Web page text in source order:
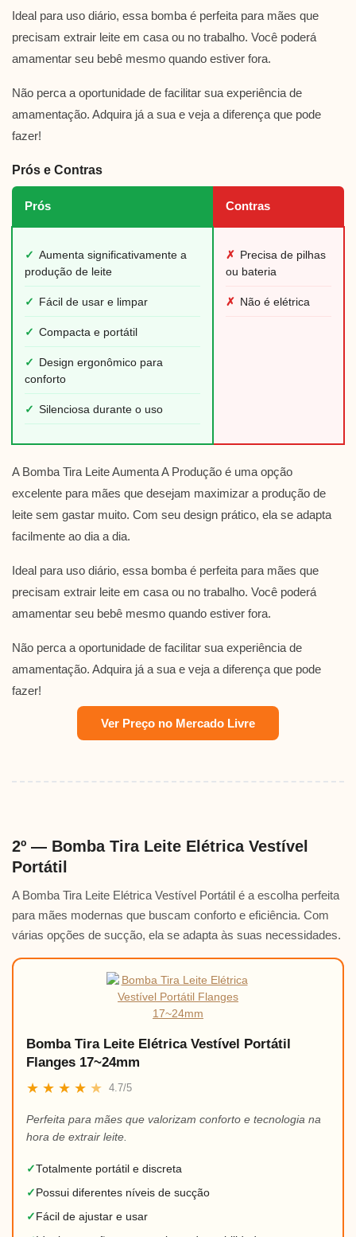
Ideal para uso diário, essa bomba é perfeita para mães que
precisam extrair leite em casa ou no trabalho. Você poderá
amamentar seu bebê mesmo quando estiver fora.
Não perca a oportunidade de facilitar sua experiência de
amamentação. Adquira já a sua e veja a diferença que pode
fazer!
Prós e Contras
Prós Contras
✓ Aumenta significativamente a
produção de leite
✓ Fácil de usar e limpar
✓ Compacta e portátil
✓
Design ergonômico para
conforto
✓ Silenciosa durante o uso
✗ Precisa de pilhas
ou bateria
✗ Não é elétrica
A Bomba Tira Leite Aumenta A Produção é uma opção
excelente para mães que desejam maximizar a produção de
leite sem gastar muito. Com seu design prático, ela se adapta
facilmente ao dia a dia.
Ideal para uso diário, essa bomba é perfeita para mães que
precisam extrair leite em casa ou no trabalho. Você poderá
amamentar seu bebê mesmo quando estiver fora.
Não perca a oportunidade de facilitar sua experiência de
amamentação. Adquira já a sua e veja a diferença que pode
fazer!
Ver Preço no Mercado Livre
2º — Bomba Tira Leite Elétrica Vestível
Portátil
A Bomba Tira Leite Elétrica Vestível Portátil é a escolha perfeita
para mães modernas que buscam conforto e eficiência. Com
várias opções de sucção, ela se adapta às suas necessidades.
Bomba Tira Leite Elétrica Vestível Portátil
Flanges 17~24mm
★ ★ ★ ★ ★ 4.7/5
Perfeita para mães que valorizam conforto e tecnologia na
hora de extrair leite.
✓Totalmente portátil e discreta
✓ Possui diferentes níveis de sucção
✓ Fácil de ajustar e usar